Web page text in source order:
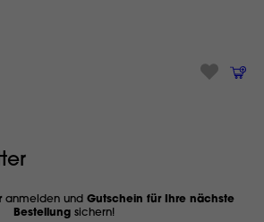
anmelden und Gutschein für Ihre nächste
Bestellungsichern!